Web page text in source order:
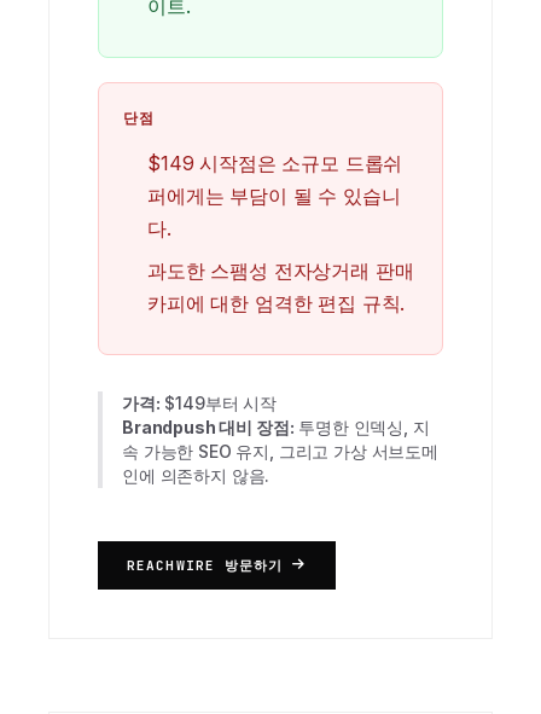
이트.
단점
$149 시작점은 소규모 드롭쉬
퍼에게는 부담이 될 수 있습니
다.
과도한 스팸성 전자상거래 판매
카피에 대한 엄격한 편집 규칙.
가격: $149부터 시작
Brandpush 대비 장점: 투명한 인덱싱, 지
속 가능한 SEO 유지, 그리고 가상 서브도메
인에 의존하지 않음.
REACHWIRE 방문하기